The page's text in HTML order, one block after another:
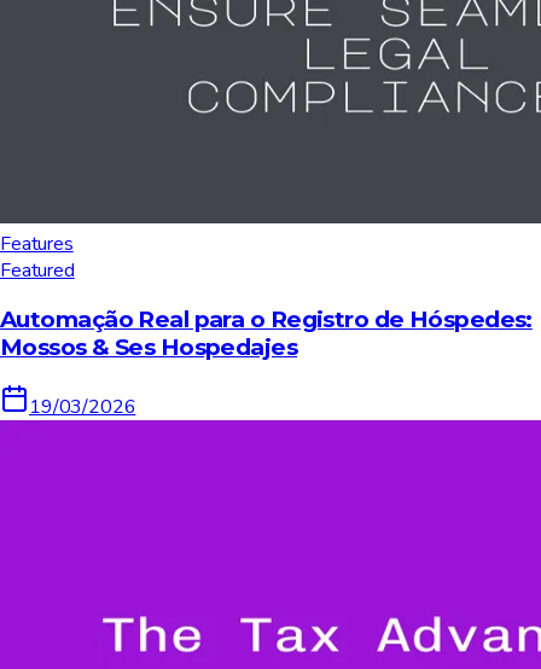
Features
Featured
Automação Real para o Registro de Hóspedes:
Mossos & Ses Hospedajes
19/03/2026